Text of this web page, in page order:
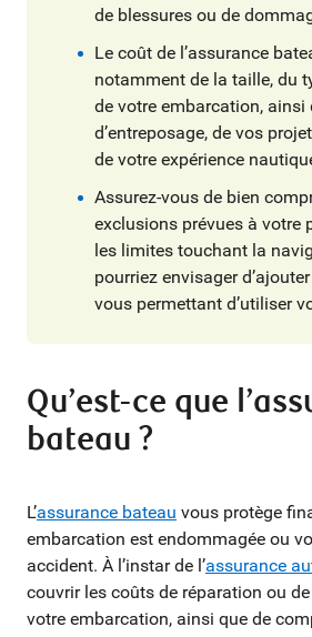
de blessures ou de
Le coût de l’assurance
notamment de la taille, du
de votre embarcation, ainsi
d’entreposage, de vos
de votre expérience
Assurez-vous de bien
exclusions prévues à votre
les limites touchant la
pourriez envisager
vous permettant d’utiliser
Qu’est-ce que
bateau ?
L’assurance bateau vous protège
embarcation est endommagée ou
accident. À l’instar de l’assurance
couvrir les coûts de réparation ou
votre embarcation, ainsi que de